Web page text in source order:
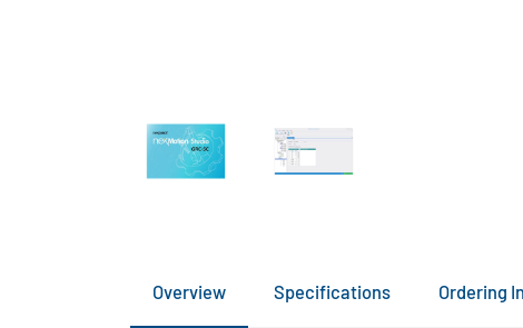
Overview Specifications Ordering